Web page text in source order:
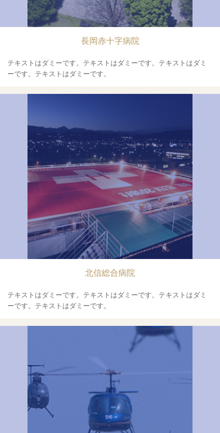
長岡赤十字病院
テキストはダミーです。テキストはダミーです。テキストはダミ
ーです。テキストはダミーです。
北信総合病院
テキストはダミーです。テキストはダミーです。テキストはダミ
ーです。テキストはダミーです。